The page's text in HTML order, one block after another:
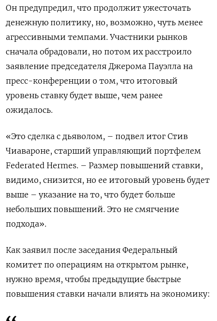
Он предупредил, что продолжит ужесточать
денежную политику, но, возможно, чуть менее
агрессивными темпами. Участники рынков
сначала обрадовали, но потом их расстроило
заявление председателя Джерома Пауэлла на
пресс-конференции о том, что итоговый
уровень ставку будет выше, чем ранее
ожидалось.
«Это сделка с дьяволом, – подвел итог Стив
Чиавароне, старший управляющий портфелем
Federated Hermes. – Размер повышений ставки,
видимо, снизится, но ее итоговый уровень будет
выше – указание на то, что будет больше
небольших повышений. Это не смягчение
подхода».
Как заявил после заседания Федеральный
комитет по операциям на открытом рынке,
нужно время, чтобы предыдущие быстрые
повышения ставки начали влиять на экономику: